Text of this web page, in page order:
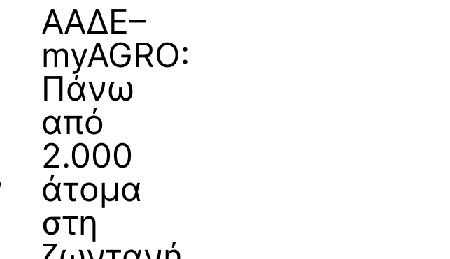
ΑΑΔΕ–
myAGRO:
Πάνω
από
2.000
άτομα
στη